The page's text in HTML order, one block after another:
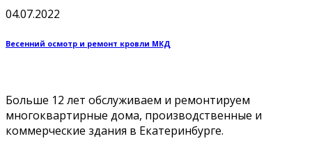
04.07.2022
Весенний осмотр и ремонт кровли МКД
Больше 12 лет обслуживаем и ремонтируем
многоквартирные дома, производственные и
коммерческие здания в Екатеринбурге.